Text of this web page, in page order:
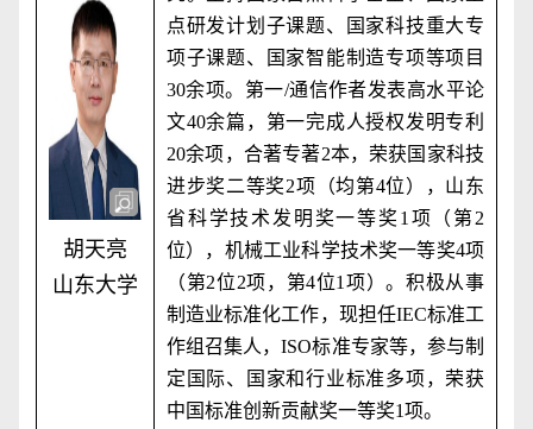
胡天亮
山东大学
点研发计划子课题、国家科技重大专
项子课题、国家智能制造专项等项目
30余项。第一/通信作者发表高水平论
文40余篇，第一完成人授权发明专利
20余项，合著专著2本，荣获国家科技
进步奖二等奖2项（均第4位），山东
省科学技术发明奖一等奖 1 项（第2
位），机械工业科学技术奖一等奖4项
（第2位2项，第4位1 项）。积极从事
制造业标准化工作，现担任IEC标准工
作组召集人，ISO标准专家等，参与制
定国际、国家和行业标准多项，荣获
中国标准创新贡献奖一等奖1项。